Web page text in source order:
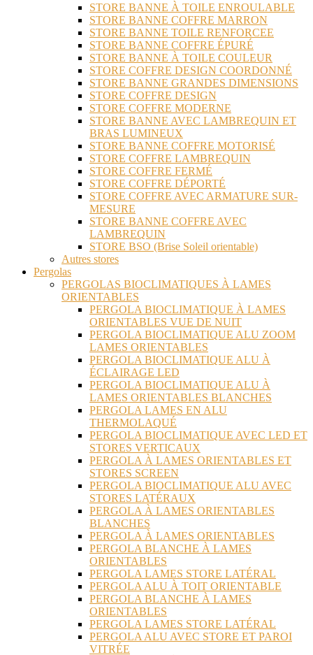
STORE BANNE À TOILE ENROULABLE
STORE BANNE COFFRE MARRON
STORE BANNE TOILE RENFORCEE
STORE BANNE COFFRE ÉPURÉ
STORE BANNE À TOILE COULEUR
STORE COFFRE DESIGN COORDONNÉ
STORE BANNE GRANDES DIMENSIONS
STORE COFFRE DESIGN
STORE COFFRE MODERNE
STORE BANNE AVEC LAMBREQUIN ET
BRAS LUMINEUX
STORE BANNE COFFRE MOTORISÉ
STORE COFFRE LAMBREQUIN
STORE COFFRE FERMÉ
STORE COFFRE DÉPORTÉ
STORE COFFRE AVEC ARMATURE SUR-
MESURE
STORE BANNE COFFRE AVEC
LAMBREQUIN
STORE BSO (Brise Soleil orientable)
Autres stores
Pergolas
PERGOLAS BIOCLIMATIQUES À LAMES
ORIENTABLES
PERGOLA BIOCLIMATIQUE À LAMES
ORIENTABLES VUE DE NUIT
PERGOLA BIOCLIMATIQUE ALU ZOOM
LAMES ORIENTABLES
PERGOLA BIOCLIMATIQUE ALU À
ÉCLAIRAGE LED
PERGOLA BIOCLIMATIQUE ALU À
LAMES ORIENTABLES BLANCHES
PERGOLA LAMES EN ALU
THERMOLAQUÉ
PERGOLA BIOCLIMATIQUE AVEC LED ET
STORES VERTICAUX
PERGOLA À LAMES ORIENTABLES ET
STORES SCREEN
PERGOLA BIOCLIMATIQUE ALU AVEC
STORES LATÉRAUX
PERGOLA À LAMES ORIENTABLES
BLANCHES
PERGOLA À LAMES ORIENTABLES
PERGOLA BLANCHE À LAMES
ORIENTABLES
PERGOLA LAMES STORE LATÉRAL
PERGOLA ALU À TOIT ORIENTABLE
PERGOLA BLANCHE À LAMES
ORIENTABLES
PERGOLA LAMES STORE LATÉRAL
PERGOLA ALU AVEC STORE ET PAROI
VITRÉE